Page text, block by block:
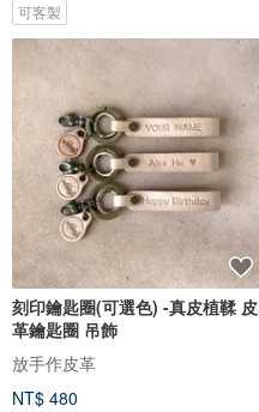
可客製
刻印鑰匙圈(可選色) -真皮植鞣 皮
革鑰匙圈 吊飾
放手作皮革
NT$ 480